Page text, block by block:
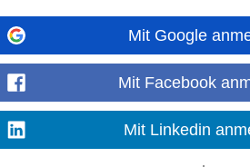
Elektroniker/Elektrotechniker Benefits •
Mehr anzeigen
Mit Google
Mit Facebook
Mit Linkedin